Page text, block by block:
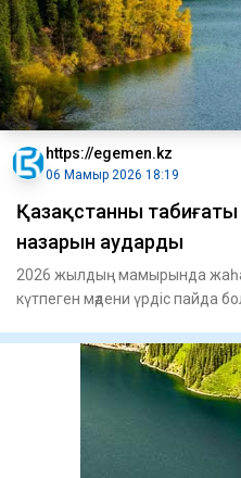
https://egemen.kz
06 Мамыр 2026 18:19
Қазақстанның
назарын аударды
2026 жылдың мамырында
күтпеген мәдени үрдіс пайда